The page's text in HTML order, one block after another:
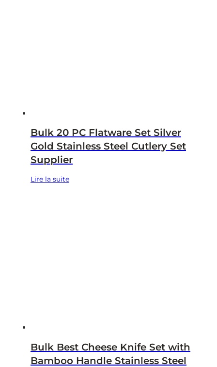
Bulk 20 PC Flatware Set Silver
Gold Stainless Steel Cutlery Set
Supplier
Lire la suite
Bulk Best Cheese Knife Set with
Bamboo Handle Stainless Steel